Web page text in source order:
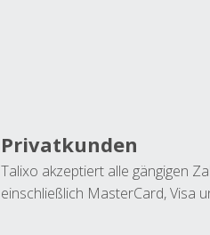
Privatkunden
Talixo akzeptiert alle gängigen
einschließlich MasterCard, Visa